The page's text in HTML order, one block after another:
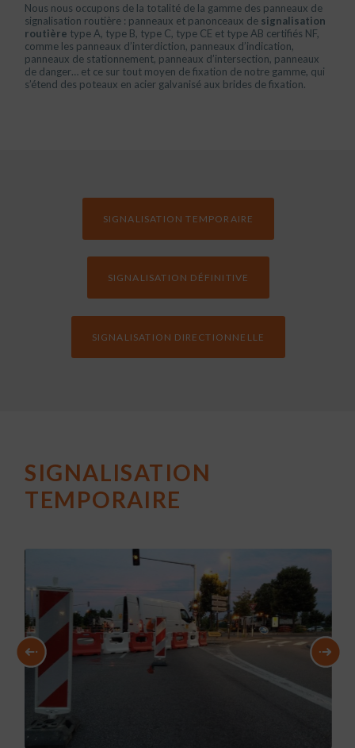
Nous nous occupons de la totalité de la gamme des panneaux de
signalisation routière : panneaux et panonceaux de signalisation
routière type A, type B, type C, type CE et type AB certifiés NF,
comme les panneaux d’interdiction, panneaux d’indication,
panneaux de stationnement, panneaux d’intersection, panneaux
de danger… et ce sur tout moyen de fixation de notre gamme, qui
s’étend des poteaux en acier galvanisé aux brides de fixation.
SIGNALISATION TEMPORAIRE
SIGNALISATION DÉFINITIVE
SIGNALISATION DIRECTIONNELLE
SIGNALISATION
TEMPORAIRE